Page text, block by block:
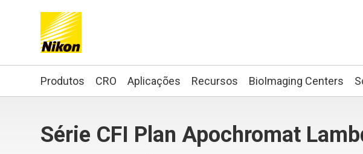
Search keyword(s)
Produtos CRO Aplicações Recursos BioImaging Centers
Série CFI Plan Apochromat